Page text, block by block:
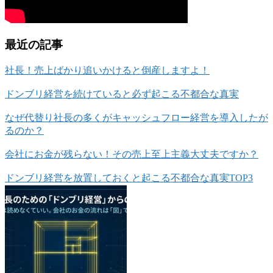
最近の記事
社長！売上ばかり追いかけると倒産しますよ！
ドンブリ経営を続けていると必ず起こる不都合な真実
なぜ代替り社長の多くがキャッシュフロー経営を導入したが
るのか？
会社にお金が残らない！その売上至上主義大丈夫ですか？
ドンブリ経営を放置しておくと起こる不都合な真実TOP3